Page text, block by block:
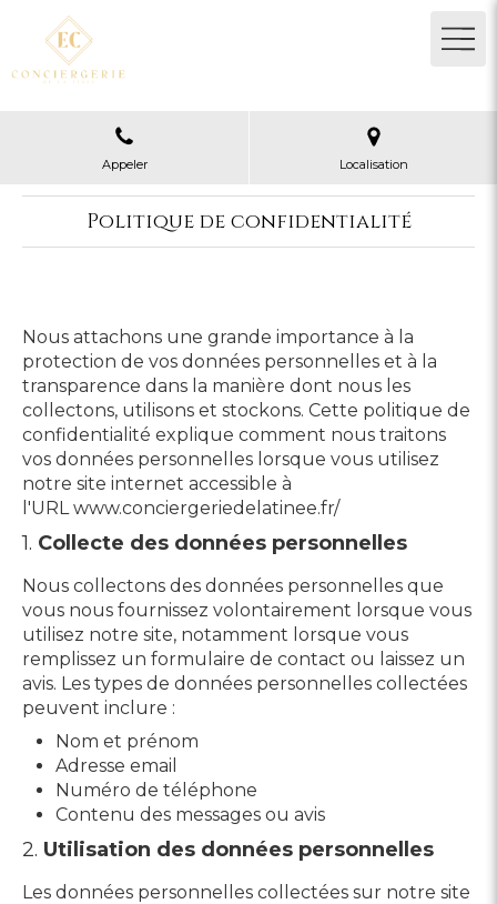
Appeler Localisation
Politique de confidentialité
Nous attachons une grande importance à la
protection de vos données personnelles et à la
transparence dans la manière dont nous les
collectons, utilisons et stockons. Cette politique de
confidentialité explique comment nous traitons
vos données personnelles lorsque vous utilisez
notre site internet accessible à
l'URL www.conciergeriedelatinee.fr/
1. Collecte des données personnelles
Nous collectons des données personnelles que
vous nous fournissez volontairement lorsque vous
utilisez notre site, notamment lorsque vous
remplissez un formulaire de contact ou laissez un
avis. Les types de données personnelles collectées
peuvent inclure :
Nom et prénom
Adresse email
Numéro de téléphone
Contenu des messages ou avis
2. Utilisation des données personnelles
Les données personnelles collectées sur notre site